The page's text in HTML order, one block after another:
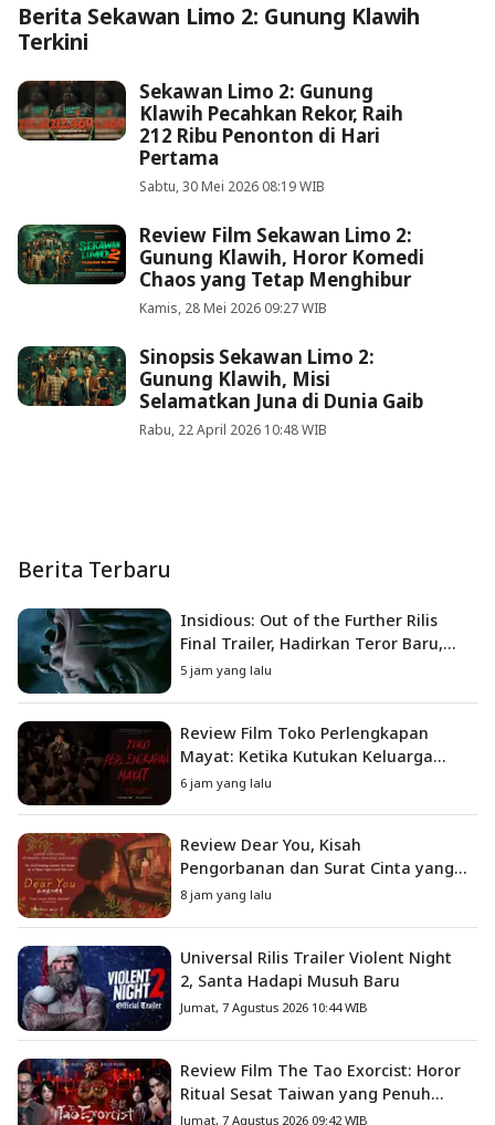
Berita Sekawan Limo 2: Gunung Klawih
Terkini
Sekawan Limo 2: Gunung
Klawih Pecahkan Rekor, Raih
212 Ribu Penonton di Hari
Pertama
Sabtu, 30 Mei 2026 08:19 WIB
Review Film Sekawan Limo 2:
Gunung Klawih, Horor Komedi
Chaos yang Tetap Menghibur
Kamis, 28 Mei 2026 09:27 WIB
Sinopsis Sekawan Limo 2:
Gunung Klawih, Misi
Selamatkan Juna di Dunia Gaib
Rabu, 22 April 2026 10:48 WIB
Berita Terbaru
Insidious: Out of the Further Rilis
Final Trailer, Hadirkan Teror Baru,
Iblis Kini Masuk ke Dunia Manusia
5 jam yang lalu
Review Film Toko Perlengkapan
Mayat: Ketika Kutukan Keluarga
Menjadi Sumber Teror yang
6 jam yang lalu
Review Dear You, Kisah
Pengorbanan dan Surat Cinta yang
Menyentuh Hati
8 jam yang lalu
Universal Rilis Trailer Violent Night
2, Santa Hadapi Musuh Baru
Jumat, 7 Agustus 2026 10:44 WIB
Review Film The Tao Exorcist: Horor
Ritual Sesat Taiwan yang Penuh
Misteri dan Teror Psikologis
Jumat, 7 Agustus 2026 09:42 WIB